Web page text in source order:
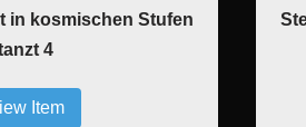
in kosmischen Stufen
4
Item